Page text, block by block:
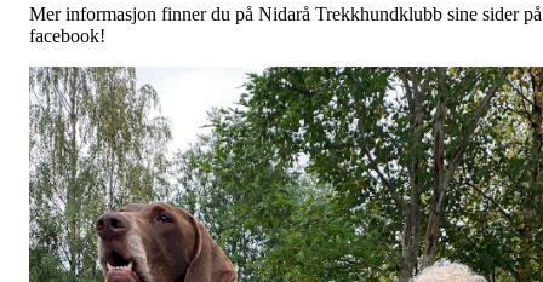
Mer informasjon finner du på Nidarå Trekkhundklubb sine sider på
facebook!